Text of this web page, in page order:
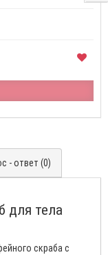
- ответ (0)
для тела
скраба с